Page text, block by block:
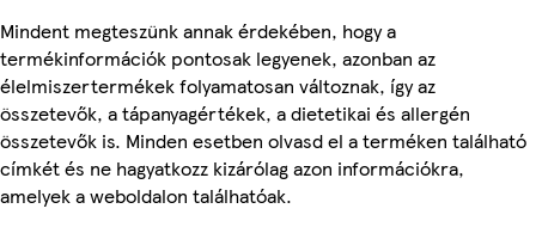
Mindent megteszünk annak érdekében, hogy a
termékinformációk pontosak legyenek, azonban az
élelmiszertermékek folyamatosan változnak, így az
összetevők, a tápanyagértékek, a dietetikai és allergén
összetevők is. Minden esetben olvasd el a terméken található
címkét és ne hagyatkozz kizárólag azon információkra,
amelyek a weboldalon találhatóak.